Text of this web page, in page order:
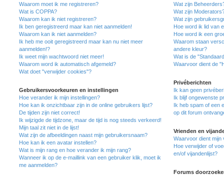
Waarom moet ik me registreren?
Wat is COPPA?
Waarom kan ik niet registreren?
Ik ben geregistreerd maar kan niet aanmelden!
Waarom kan ik niet aanmelden?
Ik heb me ooit geregistreerd maar kan nu niet meer
aanmelden!?
Ik weet mijn wachtwoord niet meer!
Waarom word ik automatisch afgemeld?
Wat doet "verwijder cookies"?
Gebruikersvoorkeuren en instellingen
Hoe verander ik mijn instellingen?
Hoe kan ik onzichtbaar zijn in de online gebruikers lijst?
De tijden zijn niet correct!
Ik wijzigde de tijdzone, maar de tijd is nog steeds verkeerd!
Mijn taal zit niet in de lijst!
Wat zijn de afbeeldingen naast mijn gebruikersnaam?
Hoe kan ik een avatar instellen?
Wat is mijn rang en hoe verander ik mijn rang?
Wanneer ik op de e-maillink van een gebruiker klik, moet ik
me aanmelden?
Wat zijn
Wat zijn
Wat zijn
Hoe word ik lid van
Hoe word ik een
Waarom staan
andere kleur?
Wat is de
Waarvoor dient de
Privéberichten
Ik kan geen
Ik blijf ongewenste
Ik heb spam of een
op dit forum
Vrienden en
Waarvoor dient mijn
Hoe verwijder of
en/of vijandenlijst?
Forums